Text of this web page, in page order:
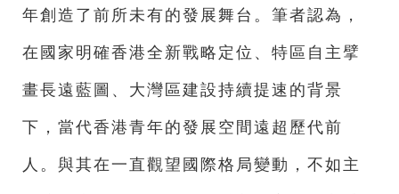
年創造了前所未有的發展舞台。筆者認為，
在國家明確香港全新戰略定位、特區自主擘
畫長遠藍圖、大灣區建設持續提速的背景
下，當代香港青年的發展空間遠超歷代前
人。與其在一直觀望國際格局變動，不如主